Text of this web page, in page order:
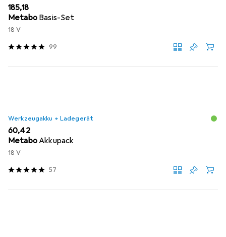
EUR
185,18
Metabo Basis-Set
18 V
99
Werkzeugakku + Ladegerät
EUR
60,42
MetaboAkkupack
18 V
57